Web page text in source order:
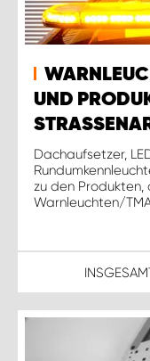
UND
Dachaufsetzer,
zu den
Warnleuchten/